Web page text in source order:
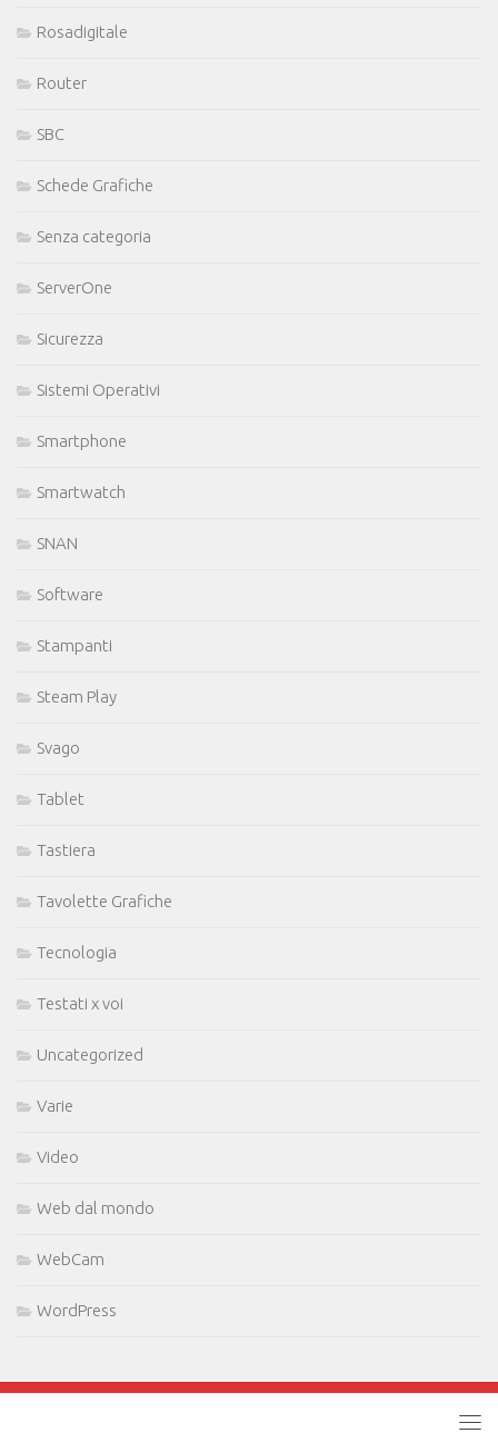
Rosadigitale
Router
SBC
Schede Grafiche
Senza categoria
ServerOne
Sicurezza
Sistemi Operativi
Smartphone
Smartwatch
SNAN
Software
Stampanti
Steam Play
Svago
Tablet
Tastiera
Tavolette Grafiche
Tecnologia
Testati x voi
Uncategorized
Varie
Video
Web dal mondo
WebCam
WordPress